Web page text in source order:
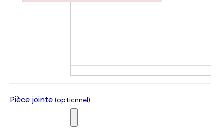
Pièce jointe (optionnel)
Failed to initialize plugin: wplink